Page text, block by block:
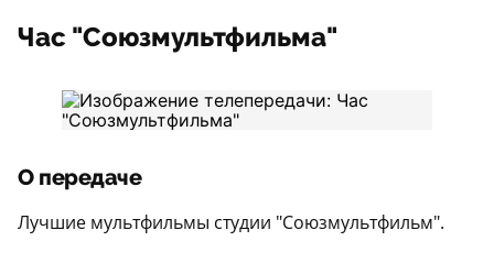
Час "Союзмультфильма"
О передаче
Лучшие мультфильмы студии "Союзмультфильм".